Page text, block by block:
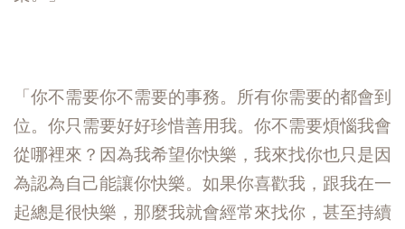
「你不需要你不需要的事務。所有你需要的都會到
位。你只需要好好珍惜善用我。你不需要煩惱我會
從哪裡來？因為我希望你快樂，我來找你也只是因
為認為自己能讓你快樂。如果你喜歡我，跟我在一
起總是很快樂，那麼我就會經常來找你，甚至持續